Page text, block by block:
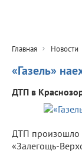
Главная Новости
«Газель»
ДТП в
ДТП произошло
«Залегощь-